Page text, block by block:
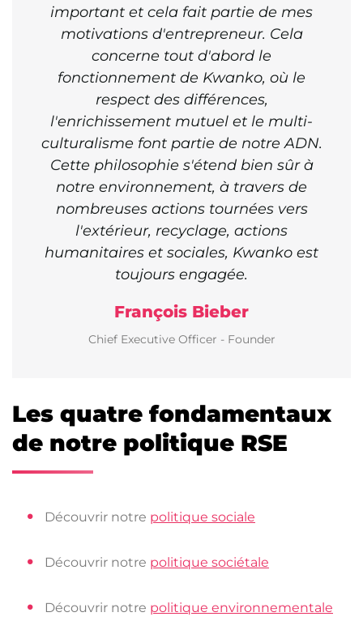
important et cela fait partie de mes
motivations d'entrepreneur. Cela
concerne tout d'abord le
fonctionnement de Kwanko, où le
respect des différences,
l'enrichissement mutuel et le multi-
culturalisme font partie de notre ADN.
Cette philosophie s'étend bien sûr à
notre environnement, à travers de
nombreuses actions tournées vers
l'extérieur, recyclage, actions
humanitaires et sociales, Kwanko est
toujours engagée.
François Bieber
Chief Executive Officer - Founder
Les quatre fondamentaux
de notre politique RSE
Découvrir notre politique sociale
Découvrir notre politique sociétale
Découvrir notre politique environnementale